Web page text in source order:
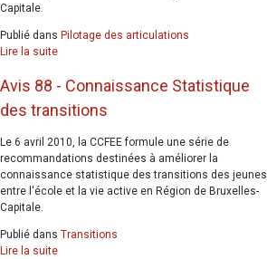
Capitale.
Publié dans Pilotage des articulations
Lire la suite
Avis 88 - Connaissance Statistique
des transitions
Le 6 avril 2010, la CCFEE formule une série de
recommandations destinées à améliorer la
connaissance statistique des transitions des jeunes
entre l'école et la vie active en Région de Bruxelles-
Capitale.
Publié dans Transitions
Lire la suite